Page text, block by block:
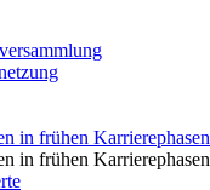
in frühen Karrierephasen
in frühen Karrierephasen